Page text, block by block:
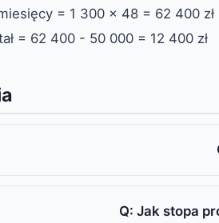
= 1 300 × 48 = 62 400 zł
= 62 400 - 50 000 = 12 400 zł
Q: Jak stopa